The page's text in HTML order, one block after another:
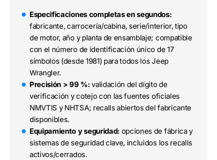
Especificaciones completas en segundos:
fabricante, carrocería/cabina, serie/interior, tipo
de motor, año y planta de ensamblaje; compatible
con el número de identificación único de 17
símbolos (desde 1981) para todos los Jeep
Wrangler.
Precisión > 99 %: validación del dígito de
verificación y cotejo con las fuentes oficiales
NMVTIS y NHTSA; recalls abiertos del fabricante
disponibles.
Equipamiento y seguridad: opciones de fábrica y
sistemas de seguridad clave, incluidos los recalls
activos/cerrados.